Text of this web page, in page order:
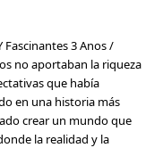
Fascinantes 3 Anos /
no aportaban la riqueza
que había
en una historia más
crear un mundo que
la realidad y la